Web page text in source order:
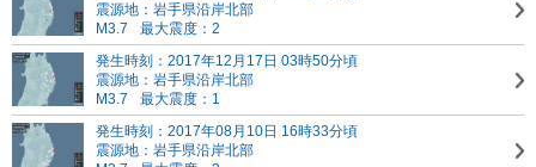
震源地：岩手県沿岸北部
M3.7
最大震度：2
発生時刻：2017年12月17日 03時50分頃
震源地：岩手県沿岸北部
M3.7
最大震度：1
発生時刻：2017年08月10日 16時33分頃
震源地：岩手県沿岸北部